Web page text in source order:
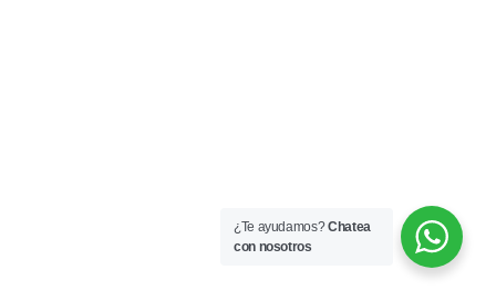
¿Te ayudamos?Chatea
con nosotros